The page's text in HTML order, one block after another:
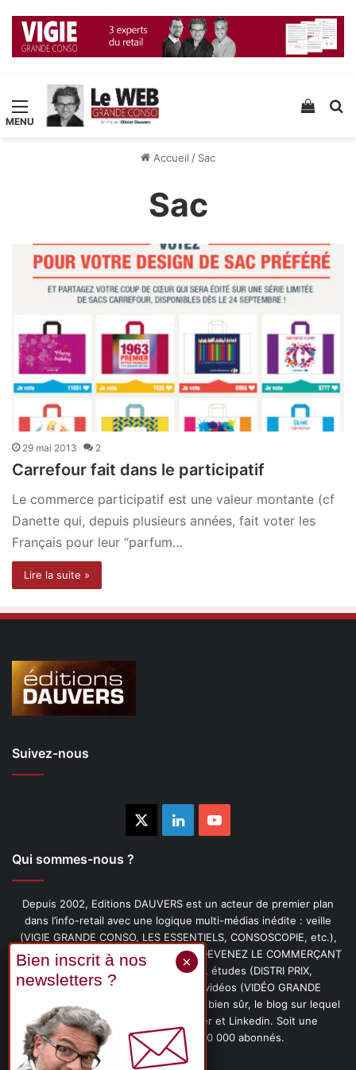
Menu Voir
Accueil / Sac
Sac
29 mai 2013 2
Carrefour fait dans le participatif
Le commerce participatif est une valeur montante (cf
Danette qui, depuis plusieurs années, fait voter les
Français pour leur “parfum…
Lire la suite »
Suivez-nous
LinkedinYouTube
Qui sommes-nous ?
Depuis 2002, Editions DAUVERS est un acteur de premier plan
dans l’info-retail avec une logique multi-médias inédite : veille
(VIGIE GRANDE CONSO, LES ESSENTIELS, CONSOSCOPIE, etc.),
livres (PENSER-CLIENT, IMAGE-PRIX, DEVENEZ LE COMMERÇANT
PRÉFÉRÉ DE VOS CLIENTS, etc.), études (DISTRI PRIX,
PROMOFLASH, DRIVE INSIGHTS), vidéos (VIDÉO GRANDE
CONSO), podcasts (CAFÉ CONSO) et, bien sûr, le blog sur lequel
vous êtes, ainsi que les fils Twitter et Linkedin. Soit une
communauté de plus de 150 000 abonnés.